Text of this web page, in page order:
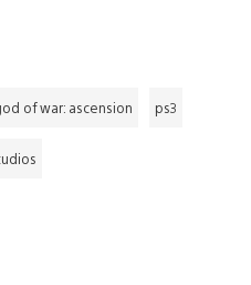
of war: ascension ps3